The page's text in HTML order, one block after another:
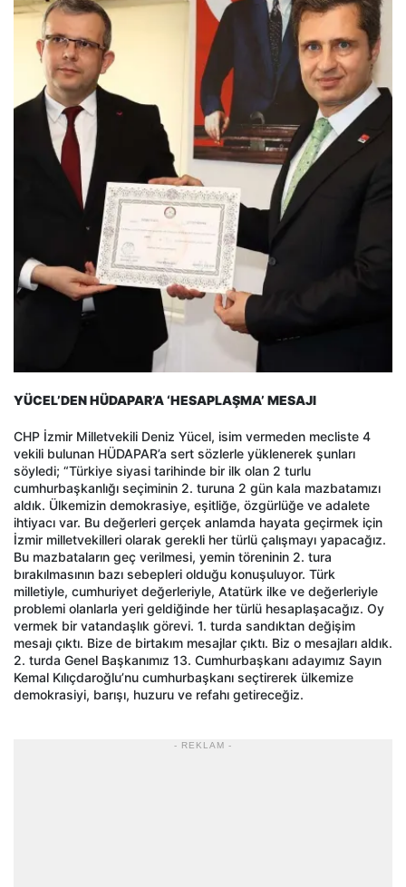
YÜCEL’DEN HÜDAPAR’A ‘HESAPLAŞMA’ MESAJI
CHP İzmir Milletvekili Deniz Yücel, isim vermeden mecliste 4
vekili bulunan HÜDAPAR’a sert sözlerle yüklenerek şunları
söyledi; “Türkiye siyasi tarihinde bir ilk olan 2 turlu
cumhurbaşkanlığı seçiminin 2. turuna 2 gün kala mazbatamızı
aldık. Ülkemizin demokrasiye, eşitliğe, özgürlüğe ve adalete
ihtiyacı var. Bu değerleri gerçek anlamda hayata geçirmek için
İzmir milletvekilleri olarak gerekli her türlü çalışmayı yapacağız.
Bu mazbataların geç verilmesi, yemin töreninin 2. tura
bırakılmasının bazı sebepleri olduğu konuşuluyor. Türk
milletiyle, cumhuriyet değerleriyle, Atatürk ilke ve değerleriyle
problemi olanlarla yeri geldiğinde her türlü hesaplaşacağız. Oy
vermek bir vatandaşlık görevi. 1. turda sandıktan değişim
mesajı çıktı. Bize de birtakım mesajlar çıktı. Biz o mesajları aldık.
2. turda Genel Başkanımız 13. Cumhurbaşkanı adayımız Sayın
Kemal Kılıçdaroğlu’nu cumhurbaşkanı seçtirerek ülkemize
demokrasiyi, barışı, huzuru ve refahı getireceğiz.
- REKLAM -